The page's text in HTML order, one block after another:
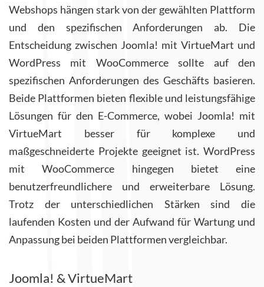
Webshops hängen stark von der gewählten Plattform
und den spezifischen Anforderungen ab. Die
Entscheidung zwischen Joomla! mit VirtueMart und
WordPress mit WooCommerce sollte auf den
spezifischen Anforderungen des Geschäfts basieren.
Beide Plattformen bieten flexible und leistungsfähige
Lösungen für den E-Commerce, wobei Joomla! mit
VirtueMart besser für komplexe und
maßgeschneiderte Projekte geeignet ist. WordPress
mit WooCommerce hingegen bietet eine
benutzerfreundlichere und erweiterbare Lösung.
Trotz der unterschiedlichen Stärken sind die
laufenden Kosten und der Aufwand für Wartung und
Anpassung bei beiden Plattformen vergleichbar.
Joomla! & VirtueMart